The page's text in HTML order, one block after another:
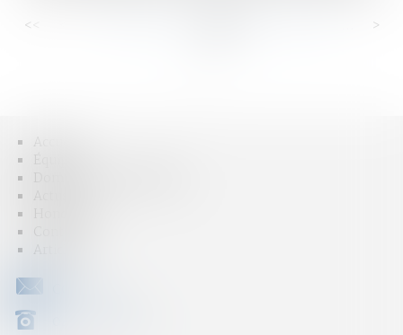
<<
>
Accueil
Articles